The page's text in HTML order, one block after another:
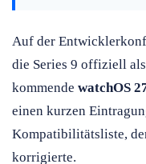
Auf der
die Series 9 offiziell
kommende watchOS
einen kurzen
Kompatibilitätsliste,
korrigierte.